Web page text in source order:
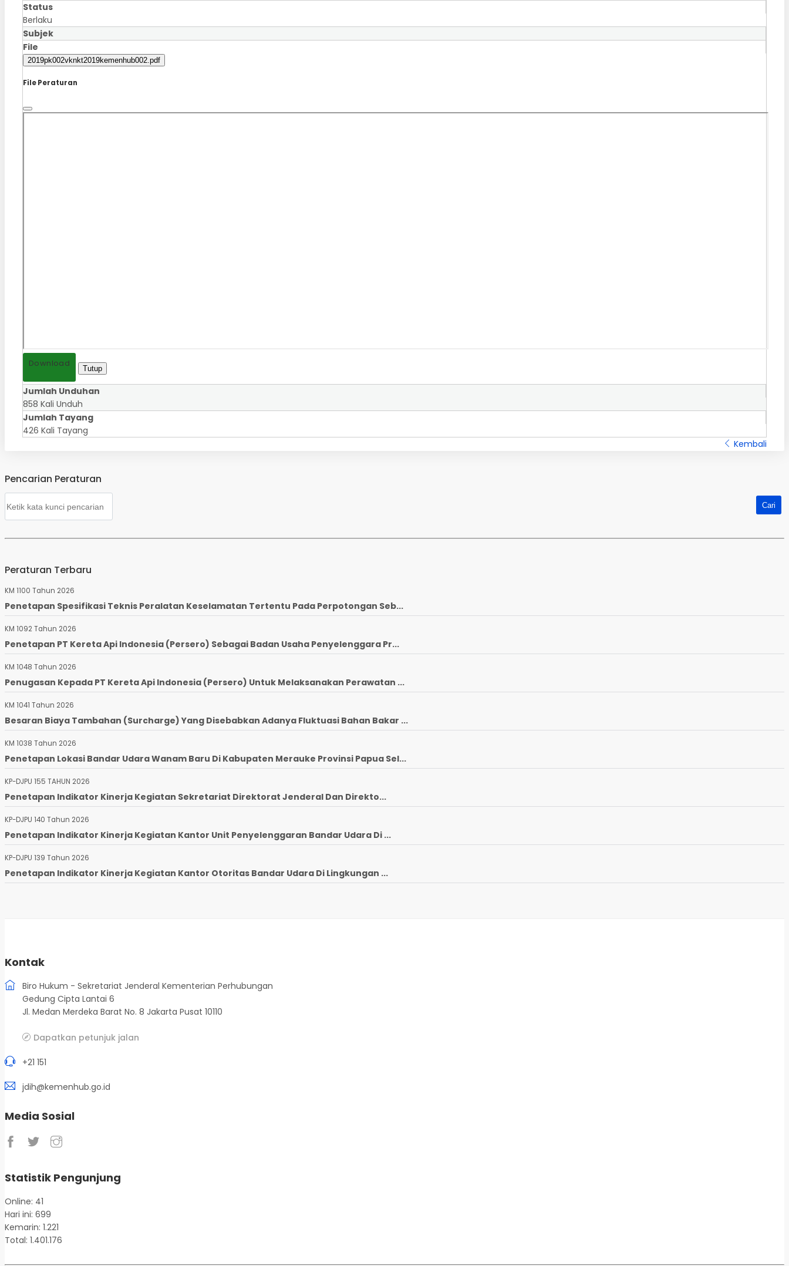
Status
Berlaku
Subjek
File
2019pk002vknkt2019kemenhub002.pdf
File Peraturan
Download Tutup
Jumlah Unduhan
858 Kali Unduh
Jumlah Tayang
426 Kali Tayang
Kembali
Pencarian Peraturan
Peraturan Terbaru
KM 1100 Tahun 2026
Penetapan Spesifikasi Teknis Peralatan Keselamatan Tertentu Pada Perpotongan Seb...
KM 1092 Tahun 2026
Penetapan PT Kereta Api Indonesia (Persero) Sebagai Badan Usaha Penyelenggara Pr...
KM 1048 Tahun 2026
Penugasan Kepada PT Kereta Api Indonesia (Persero) Untuk Melaksanakan Perawatan ...
KM 1041 Tahun 2026
Besaran Biaya Tambahan (Surcharge) Yang Disebabkan Adanya Fluktuasi Bahan Bakar ...
KM 1038 Tahun 2026
Penetapan Lokasi Bandar Udara Wanam Baru Di Kabupaten Merauke Provinsi Papua Sel...
KP-DJPU 155 TAHUN 2026
Penetapan Indikator Kinerja Kegiatan Sekretariat Direktorat Jenderal Dan Direkto...
KP-DJPU 140 Tahun 2026
Penetapan Indikator Kinerja Kegiatan Kantor Unit Penyelenggaran Bandar Udara Di ...
KP-DJPU 139 Tahun 2026
Penetapan Indikator Kinerja Kegiatan Kantor Otoritas Bandar Udara Di Lingkungan ...
Kontak
Biro Hukum - Sekretariat Jenderal Kementerian Perhubungan
Gedung Cipta Lantai 6
Jl. Medan Merdeka Barat No. 8 Jakarta Pusat 10110
Dapatkan petunjuk jalan
+21 151
jdih@kemenhub.go.id
Media Sosial
Statistik Pengunjung
Online: 41
Hari ini: 699
Kemarin: 1.221
Total: 1.401.176